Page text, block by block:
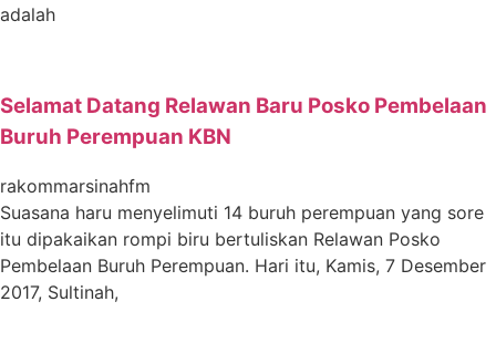
adalah
Selamat Datang Relawan Baru Posko Pembelaan
Buruh Perempuan KBN
rakommarsinahfm
Suasana haru menyelimuti 14 buruh perempuan yang sore
itu dipakaikan rompi biru bertuliskan Relawan Posko
Pembelaan Buruh Perempuan. Hari itu, Kamis, 7 Desember
2017, Sultinah,